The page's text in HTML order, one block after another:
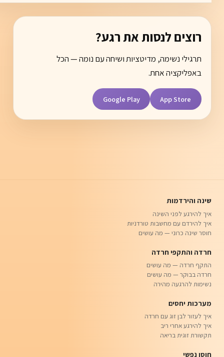
רוצים לנסות את רגע?
תרגילי נשימה, מדיטציות ושיחה עם נומה — הכל
באפליקציה אחת.
App Store
Google Play
שינה והירדמות
איך להירגע לפני השינה
איך להירדם עם מחשבות טורדניות
חוסר שינה כרוני — מה עושים
חרדה והתקפי חרדה
התקף חרדה — מה עושים
חרדה בבוקר — מה עושים
נשימות להרגעה מהירה
מערכות יחסים
איך לעזור לבן זוג עם חרדה
איך להירגע אחרי ריב
תקשורת זוגית בריאה
חוסן נפשי